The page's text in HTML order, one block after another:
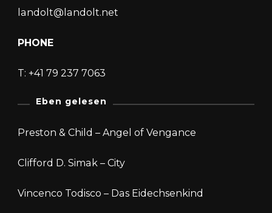
landolt@landolt.net
PHONE
T: +41 79 237 7063
Eben gelesen
Preston & Child – Angel of Vengance
Clifford D. Simak – City
Vincenco Todisco – Das Eidechsenkind